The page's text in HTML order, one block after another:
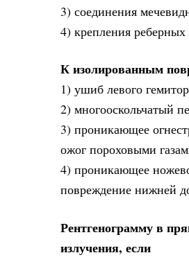
3) соединения
4) крепления реберных
К изолированным
1) ушиб левого
2) многооскольчатый
3) проникающее
ожог пороховыми
4) проникающее
повреждение нижней
Рентгенограмму в
излучения, если